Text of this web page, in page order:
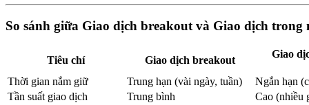
So sánh giữa Giao dịch breakout và Giao dịch trong
Tiêu chí Giao dịch breakout
Giao
Thời gian nắm giữ Trung hạn (vài ngày, tuần)
Ngắn hạn
Tần suất giao dịch
Trung bình
Cao (nhiều